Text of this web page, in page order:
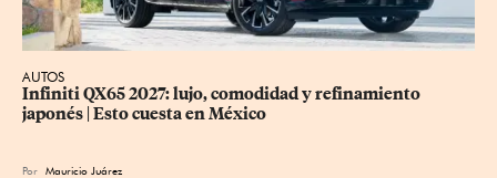
AUTOS
Infiniti QX65 2027: lujo, comodidad y refinamiento
japonés | Esto cuesta en México
Por Mauricio Juárez